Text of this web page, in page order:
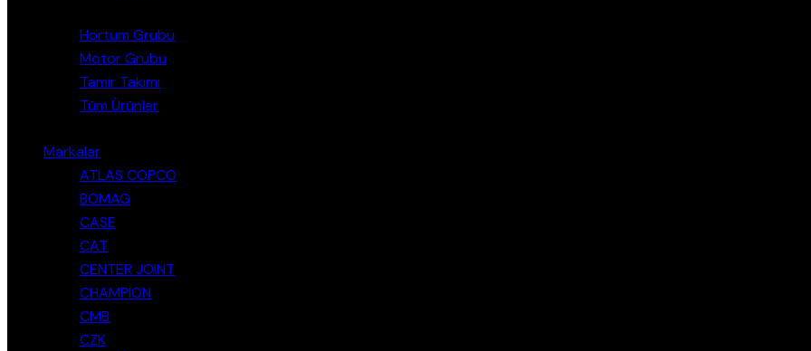
Hortum Grubu
Motor Grubu
Tamir Takımı
Tüm Ürünler
Markalar
ATLAS COPCO
BOMAG
CASE
CAT
CENTER JOINT
CHAMPION
CMB
CZK